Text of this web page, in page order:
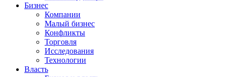
Бизнес
Компании
Малый бизнес
Конфликты
Торговля
Исследования
Технологии
Власть